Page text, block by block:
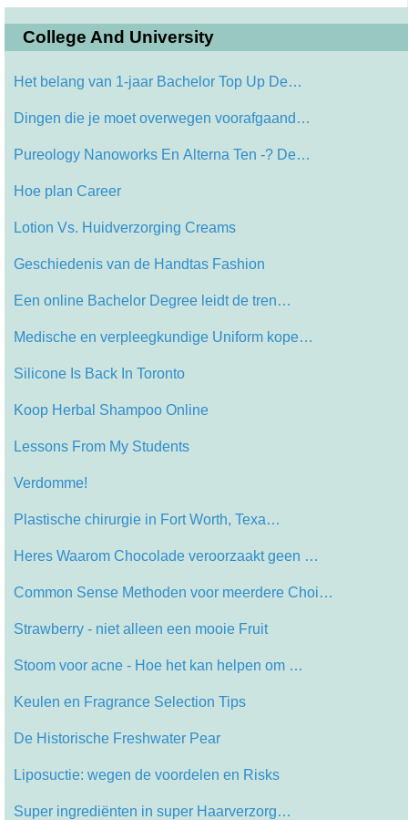
College And University
Het belang van 1-jaar Bachelor Top Up De…
Dingen die je moet overwegen voorafgaand…
Pureology Nanoworks En Alterna Ten -? De…
Hoe plan Career
Lotion Vs. Huidverzorging Creams
Geschiedenis van de Handtas Fashion
Een online Bachelor Degree leidt de tren…
Medische en verpleegkundige Uniform kope…
Silicone Is Back In Toronto
Koop Herbal Shampoo Online
Lessons From My Students
Verdomme!
Plastische chirurgie in Fort Worth, Texa…
Heres Waarom Chocolade veroorzaakt geen …
Common Sense Methoden voor meerdere Choi…
Strawberry - niet alleen een mooie Fruit
Stoom voor acne - Hoe het kan helpen om …
Keulen en Fragrance Selection Tips
De Historische Freshwater Pear
Liposuctie: wegen de voordelen en Risks
Super ingrediënten in super Haarverzorg…